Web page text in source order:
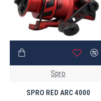
Spro
SPRO RED ARC 4000